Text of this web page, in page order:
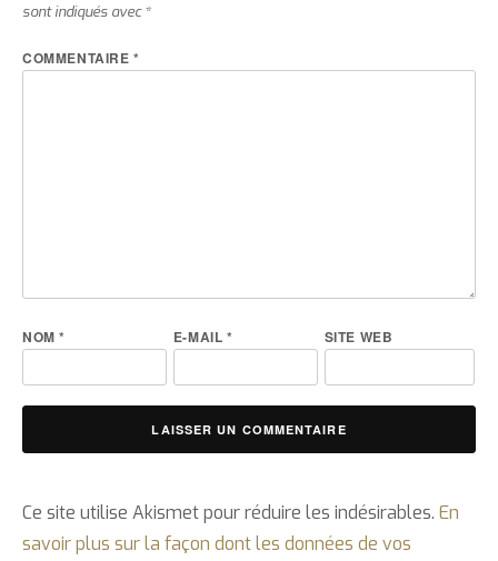
sont indiqués avec*
COMMENTAIRE*
NOM* E-MAIL * SITE WEB
Ce site utilise Akismet pour réduire les indésirables. En
savoir plus sur la façon dont les données de vos